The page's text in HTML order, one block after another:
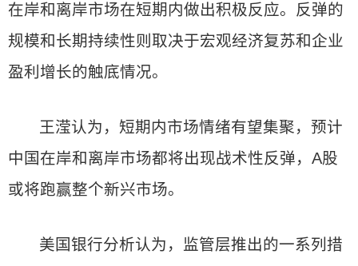
在岸和离岸市场在短期内做出积极反应。反弹的
规模和长期持续性则取决于宏观经济复苏和企业
盈利增长的触底情况。
王滢认为，短期内市场情绪有望集聚，预计
中国在岸和离岸市场都将出现战术性反弹，A股
或将跑赢整个新兴市场。
美国银行分析认为，监管层推出的一系列措